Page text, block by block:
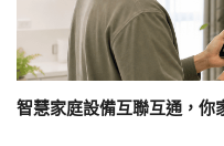
智慧家庭設備互聯互通，你